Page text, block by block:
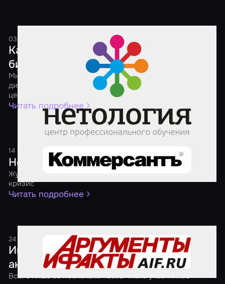
03 октября 2017
Как выбрать социальную сеть для
бизнеса
Мнения разных бизнесов о том, как продвигать студию
дизайнерской мебели, школу английского, фитнес-
центр и агрегатор квестов в соцсетях
Читать подробнее
14 августа 2017 1 минута
Нести свой квест
Журнал "Огонек" — о бизнесе, который расцвел в
кризис
Читать подробнее
24 мая 2017 1 минута
Играем, когда темно. В России прошла
акция "Ночь квестов"
Всего лишь за несколько часов число участников